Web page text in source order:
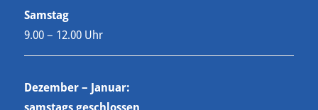
Samstag
9.00 – 12.00 Uhr
Dezember – Januar:
samstags geschlossen